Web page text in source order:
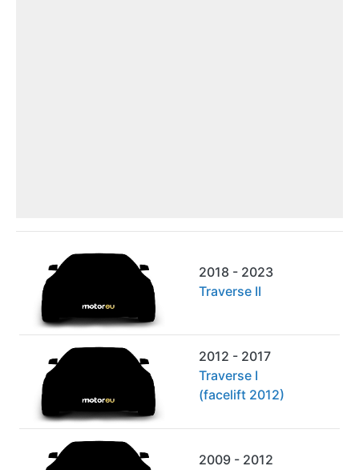
2018 - 2023
Traverse II
2012 - 2017
Traverse I
(facelift 2012)
2009 - 2012